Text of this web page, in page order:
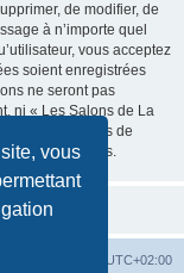
vous
de modifier, de
à n’importe quel
vous acceptez
soient enregistrées
ne seront pas
ni « Les Salons de La
en cas de
vos données.
UTC+02:00